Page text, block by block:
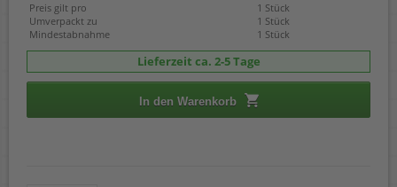
Preis gilt pro
1 Stück
Umverpackt zu
1 Stück
Mindestabnahme
1 Stück
Lieferzeit ca. 2-5 Tage
In den Warenkorb